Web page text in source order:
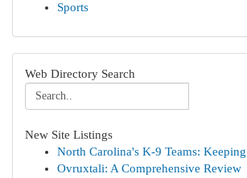
Sports
Web Directory Search
New Site Listings
North Carolina's K-9 Teams:
Ovruxtali: A Comprehensive Review